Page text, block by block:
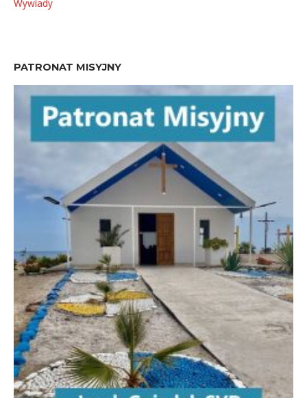
Wywiady
PATRONAT MISYJNY